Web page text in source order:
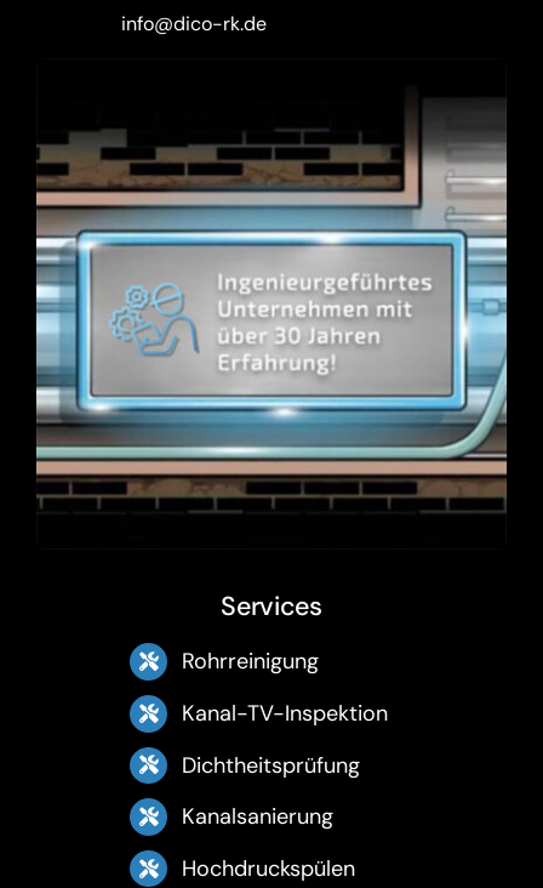
info@dico-rk.de
Services
Rohrreinigung
Kanal-TV-Inspektion
Dichtheitsprüfung
Kanalsanierung
Hochdruckspülen